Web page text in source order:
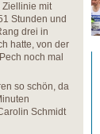
Ziellinie mit
Stunden und
drei in
hatte, von der
noch mal
so schön, da
Schmidt